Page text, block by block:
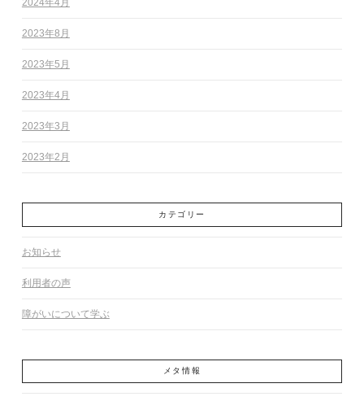
2024年4月
2023年8月
2023年5月
2023年4月
2023年3月
2023年2月
カテゴリー
お知らせ
利用者の声
障がいについて学ぶ
メタ情報